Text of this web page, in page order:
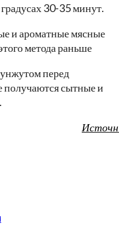
30-35 минут.
перед
сытные и